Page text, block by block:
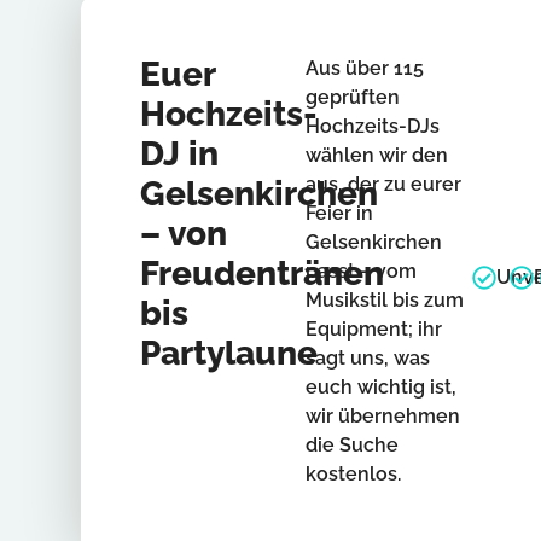
Euer
Hochzeits-
DJ in
Gelsenkirchen
– von
Freudentränen
bis
Partylaune
Aus über 115
geprüften
Hochzeits-DJs
wählen wir den
aus, der zu eurer
Feier in
Gelsenkirchen
passt – vom
Musikstil bis zum
Equipment; ihr
sagt uns, was
euch wichtig ist,
wir übernehmen
die Suche
kostenlos.